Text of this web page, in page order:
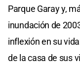
Parque Garay y,
inundación de
inflexión en su
de la casa de sus